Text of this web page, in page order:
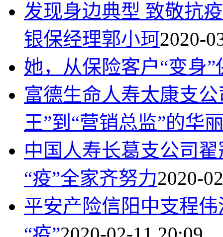
发现身边典型 致敬抗
银保经理郭小珂2020-
她，从保险客户“变身
富德生命人寿太康支
王”到“营销总监”的华
中国人寿长葛支公司
“疫”全家齐努力2020-
平安产险信阳中支程